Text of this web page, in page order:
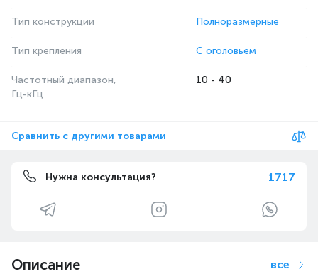
Тип конструкции Полноразмерные
Тип крепления С оголовьем
Частотный диапазон,
Гц-кГц
10 - 40
Сравнить с другими товарами
Нужна консультация? 1717
Описание все